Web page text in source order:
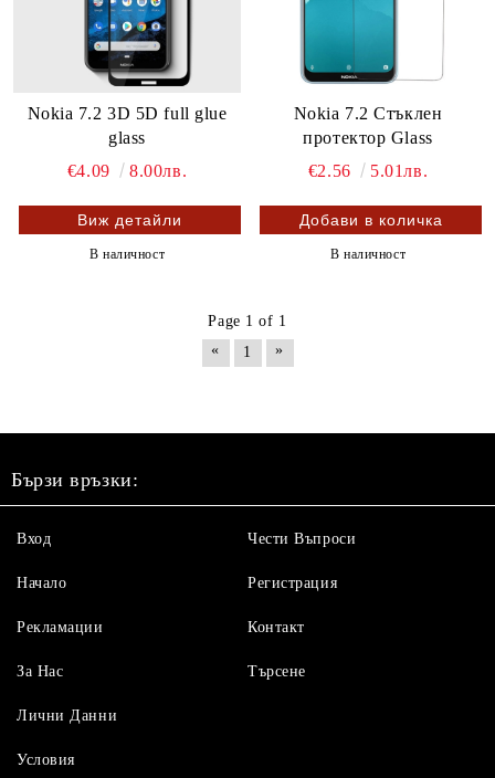
Nokia 7.2 3D 5D full glue
glass
€4.09
8.00лв.
Виж детайли
В наличност
Nokia 7.2 Стъклен
протектор Glass
€2.56
5.01лв.
В наличност
Page 1 of 1
«
1 »
Бързи връзки:
Вход
Начало
Рекламации
За Нас
Чести Въпроси
Регистрация
Контакт
Търсене
Лични Данни
Условия